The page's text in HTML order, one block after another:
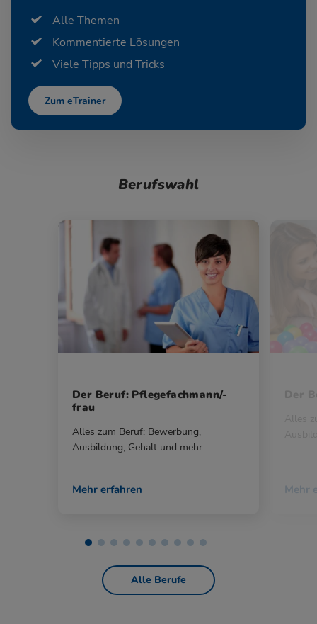
Alle Themen
Kommentierte Lösungen
Viele Tipps und Tricks
Zum eTrainer
Berufswahl
Der Beruf: Pflegefachmann/-
frau
Alles zum Beruf: Bewerbung,
Ausbildung, Gehalt und mehr.
Mehr erfahren Mehr
Alle Berufe